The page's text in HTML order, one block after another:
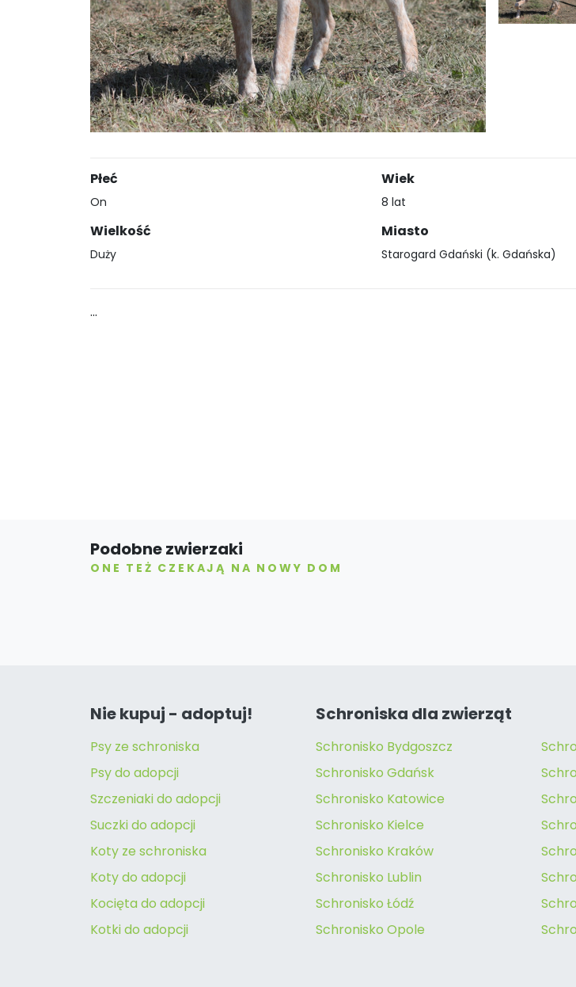
Płeć
On
Wielkość
Duży
Wiek
8 lat
Miasto
Starogard Gdański (k. Gdańska)
...
Podobne zwierzaki
ONE TEŻ CZEKAJĄ NA NOWY DOM
Nie kupuj - adoptuj!
Psy ze schroniska
Psy do adopcji
Szczeniaki do adopcji
Suczki do adopcji
Koty ze schroniska
Koty do adopcji
Kocięta do adopcji
Kotki do adopcji
Schroniska dla zwierząt
Schronisko Bydgoszcz
Schronisko Gdańsk
Schronisko Katowice
Schronisko Kielce
Schronisko Kraków
Schronisko Lublin
Schronisko Łódź
Schronisko Opole